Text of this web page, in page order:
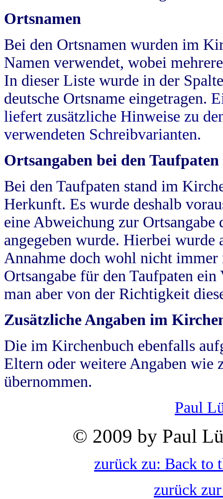
Ortsnamen
Bei den Ortsnamen wurden im
Namen verwendet, wobei
In dieser Liste wurde in der
deutsche Ortsname eingetragen.
liefert zusätzliche Hinweise zu
verwendeten Schreibvarianten.
Ortsangaben bei den Taufpaten
Bei den Taufpaten stand im
Herkunft. Es wurde deshalb
eine Abweichung zur
angegeben wurde. Hierbei wurde
Annahme doch wohl nicht
Ortsangabe für den Taufpaten
man aber von der Richtigkeit
Zusätzliche Angaben im
Die im Kirchenbuch ebenfalls
Eltern oder weitere Angaben wie
übernommen.
Paul
© 2009 by Paul
zurück zu: Back to
zurück